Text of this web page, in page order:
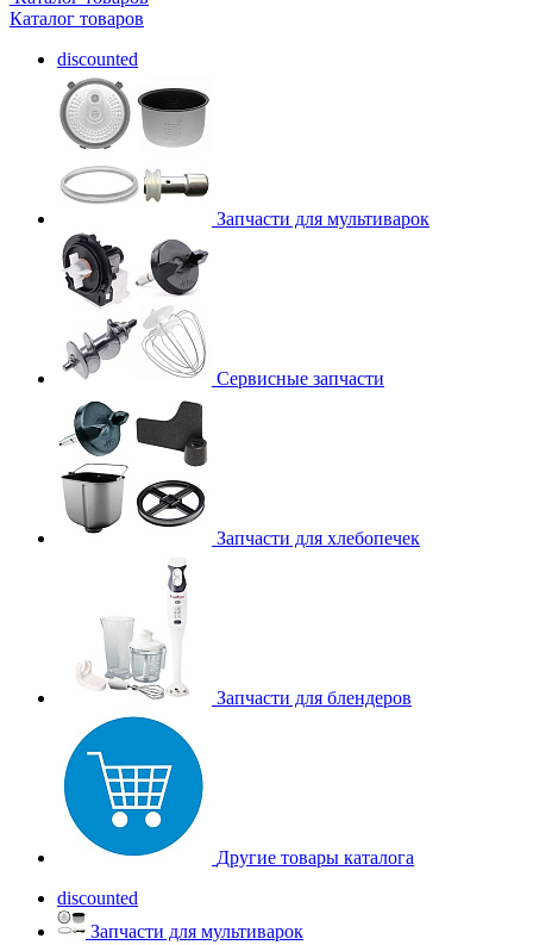
Каталог товаров
discounted
Запчасти для мультиварок
Сервисные запчасти
Запчасти для хлебопечек
Запчасти для блендеров
Другие товары каталога
discounted
Запчасти для мультиварок